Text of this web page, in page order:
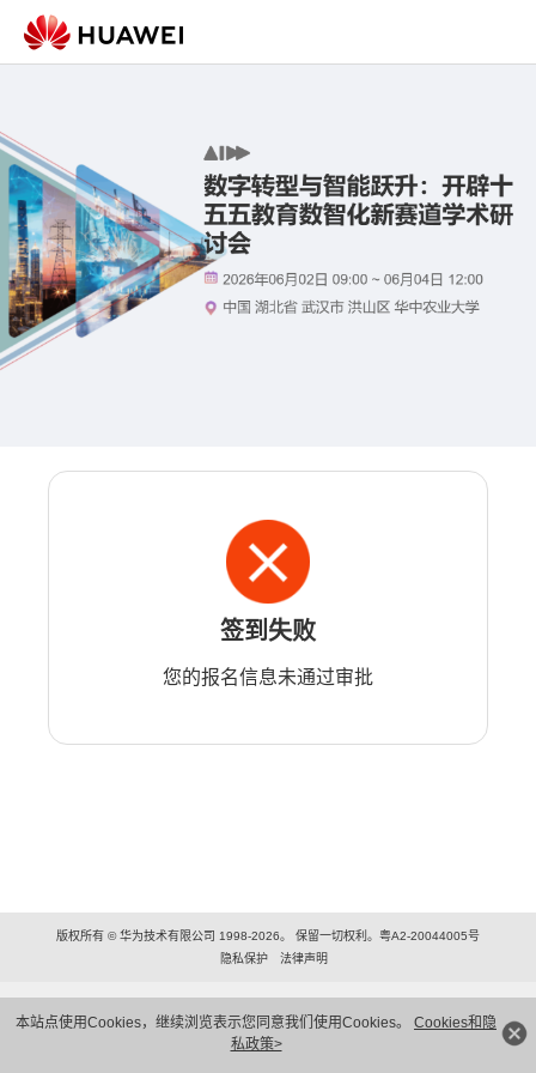
本站点使用Cookies，继续浏览表示您同意我们使用Cookies。 Cookies和隐
私政策>
签到失败
您的报名信息未通过审批
版权所有 © 华为技术有限公司 1998-2026。 保留一切权利。粤A2-20044005号
隐私保护
法律声明